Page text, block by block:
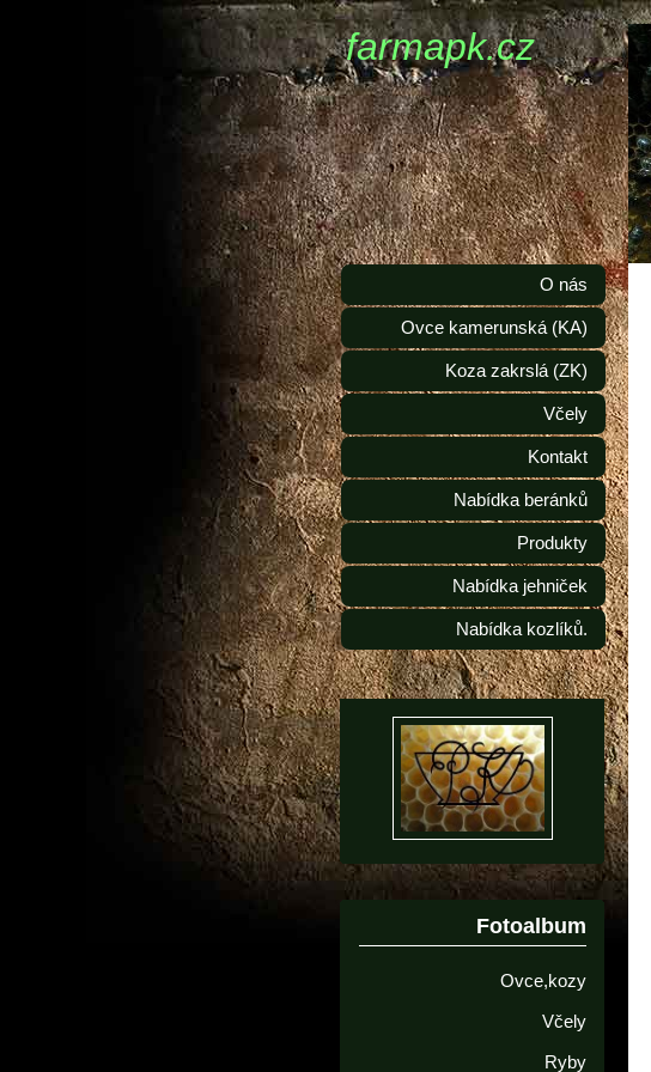
farmapk.cz
O nás
Ovce kamerunská (KA)
Koza zakrslá (ZK)
Včely
Kontakt
Nabídka beránků
Produkty
Nabídka jehniček
Nabídka kozlíků.
Fotoalbum
Ovce,kozy
Včely
Ryby